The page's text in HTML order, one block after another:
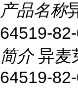
产品名称
64519-
简介 异
64519-